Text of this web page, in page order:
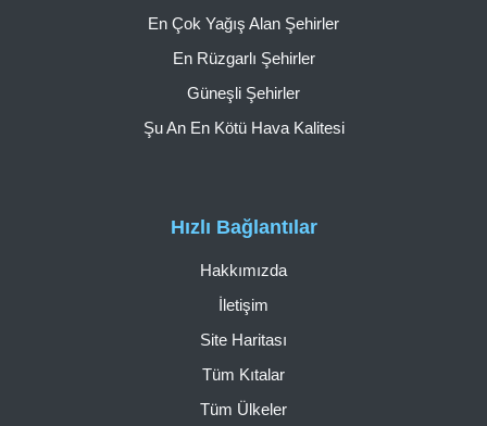
Hızlı Bağlantılar
Hakkımızda
İletişim
Site Haritası
Tüm Kıtalar
Tüm Ülkeler
En Çok Yağış Alan Şehirler
En Rüzgarlı Şehirler
Güneşli Şehirler
Şu An En Kötü Hava Kalitesi